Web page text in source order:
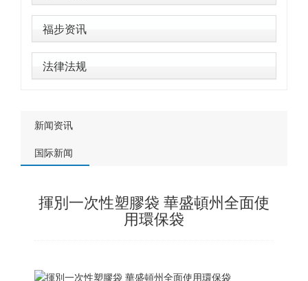
福步资讯
法律法规
新闻资讯
国际新闻
揮別一次性塑膠袋 華盛頓州全面使
用環保袋